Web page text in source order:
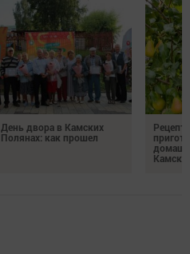
День двора в Камских
Полянах: как прошел